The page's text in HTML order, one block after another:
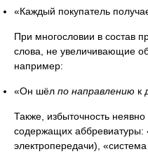
«Каждый покупатель
При многословии в состав
слова, не увеличивающие
например:
«Он шёл по направлению к
Также, избыточность
содержащих аббревиатуры:
электропередачи), «система